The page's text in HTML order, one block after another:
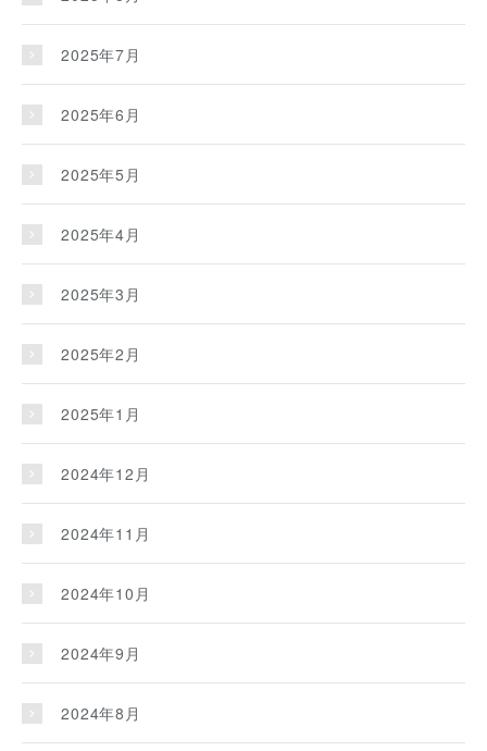
2025年7月
2025年6月
2025年5月
2025年4月
2025年3月
2025年2月
2025年1月
2024年12月
2024年11月
2024年10月
2024年9月
2024年8月